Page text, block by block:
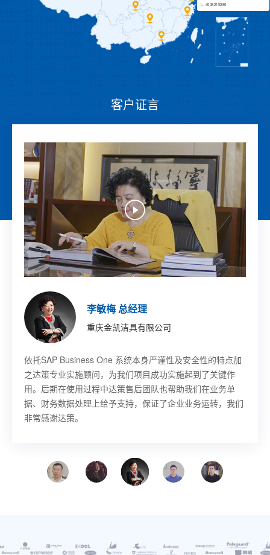
4008215280
客户证言
印琼玲 董事长
新阳硅密(上海)半导体技术有限公司
SAP Business One作为成熟的ERP平台，其先进的功能开
发做到了同产业成长‘与时俱进’。达策团队专业、敬业，和
公司的配合非常顺畅；他们帮忙定制、实施的系统上线时间
很短，且运行非常成功；公司管理层对此给予真心的肯定。
施允盛 副总裁
艾尔发智能科技股份有限公司
基于SAP Business One，从订单、单证、寻单等需求都能
快速传递到各个部门，无论是售前、售中还是售后环节，客
户的需求始终获得第一时间的关注和解决。
王珏 董事长秘书
乐鑫信息科技(上海)股份有限公司
SAP Business One 帮助乐鑫提升工作效率，感谢上海达策
公司为我们成功实施项目，我们也希望同上海达策公司在未
来的信息化建设中有更深一步的合作。
董宇 技术部部长
哈尔滨固泰电子有限责任公司
SAP Business One 项目解决物流库位管理、先进先出等需
求，并且能对物料进行批次管理，做到质量批次追踪。
胡其鸣 CEO
北京卢米埃时代院线有限公司
SAP Business One 帮助卢米埃影业提升了工作效率以及整
体市场竞争力，并最终为影迷带来更好的视听和服务享受
李敏梅 总经理
重庆金凯洁具有限公司
依托SAP Business One 系统本身严谨性及安全性的特点加
之达策专业实施顾问，为我们项目成功实施起到了关键作
用。后期在使用过程中达策售后团队也帮助我们在业务单
据、财务数据处理上给予支持，保证了企业业务运转，我们
非常感谢达策。
章吉龙 总经理
宁波赛龙进出口有限公司
SAP 上线以后对我们采购，发生了翻天覆地的变化，提高了
采购的工作效率，我非常满意。总的来说，过程是痛苦的，
结果是幸福的。
徐佳伟 副总裁
意欧斯智能科技股份有限公司
SAP Business One 解决方案的生产制造管理功能极大地满
足了意欧斯生产制造的管理变革需求，提高了业务流程的执
行效率及管理能力。与上海达策的合作让我们受益匪浅，使
意欧斯走上管理提升的快速发展之路。